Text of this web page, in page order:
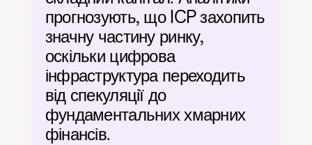
прогнозують, що ICP захопить
значну частину ринку,
оскільки цифрова
інфраструктура переходить
від спекуляції до
фундаментальних хмарних
фінансів.